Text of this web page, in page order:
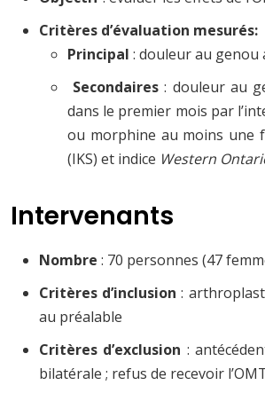
Critères d’évaluation mesurés:
Principal : douleur au genou
Secondaires : douleur au
dans le premier mois par
ou morphine au moins une
(IKS) et indice Western
Intervenants
Nombre : 70 personnes (47
Critères d’inclusion :
au préalable
Critères d’exclusion :
bilatérale ; refus de recevoir